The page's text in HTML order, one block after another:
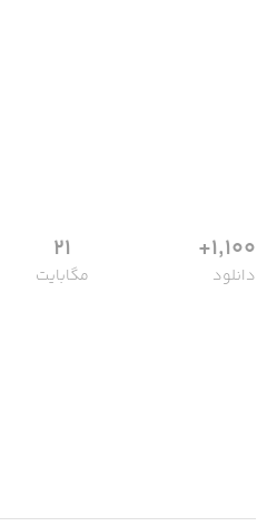
1,100+
دانلود
21
مگابایت